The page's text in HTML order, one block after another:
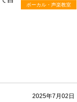
ボーカル・声楽教室
2025年7月02日